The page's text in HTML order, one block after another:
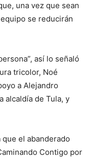
una vez que sean
se reducirán
así lo señaló
tricolor, Noé
a Alejandro
alcaldía de Tula, y
el abanderado
Contigo por